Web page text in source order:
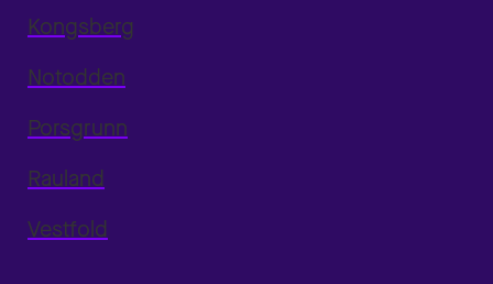
Kongsberg
Notodden
Porsgrunn
Rauland
Vestfold